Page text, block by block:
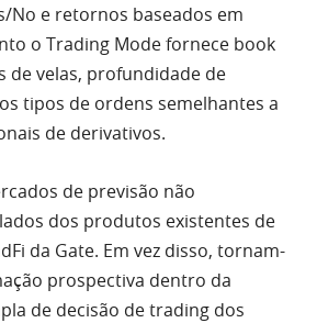
No e retornos baseados em
o Trading Mode fornece book
de velas, profundidade de
tipos de ordens semelhantes a
de derivativos.
de previsão não
dos produtos existentes de
da Gate. Em vez disso, tornam-
prospectiva dentro da
de decisão de trading dos